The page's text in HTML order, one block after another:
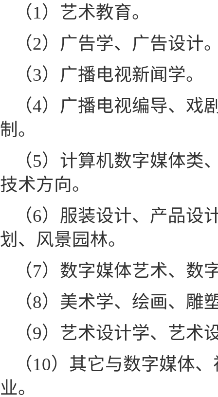
（1）艺术教育。
（2）广告学、广告设计
（3）广播电视新闻学。
（4）广播电视编导、
制。
（5）计算机数字媒体
技术方向。
（6）服装设计、产品
划、风景园林。
（7）数字媒体艺术、数
（8）美术学、绘画、雕
（9）艺术设计学、艺术
（10）其它与数字媒体
业。